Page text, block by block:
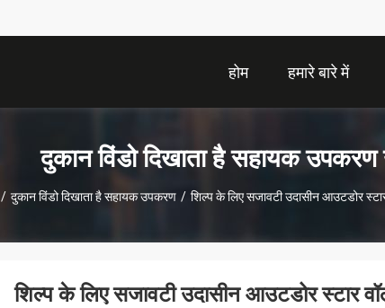
होम हमारे बारे में
दुकान विंडो दिखाता है सहायक उपकरण
/ दुकान विंडो दिखाता है सहायक उपकरण / शिल्प के लिए सजावटी उदासीन आउटडोर
शिल्प के लिए सजावटी उदासीन आउटडोर स्टार